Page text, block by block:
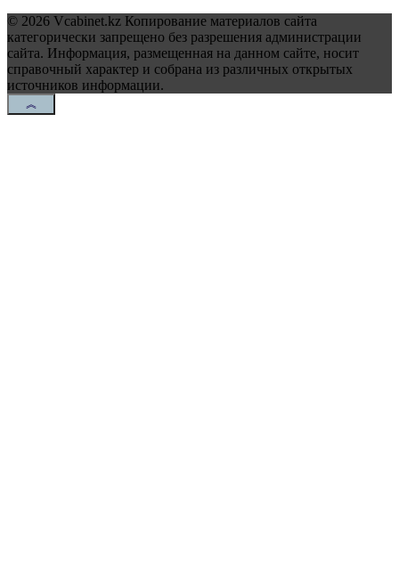
© 2026 Vcabinet.kz Копирование материалов сайта
категорически запрещено без разрешения администрации
сайта. Информация, размещенная на данном сайте, носит
справочный характер и собрана из различных открытых
источников информации.